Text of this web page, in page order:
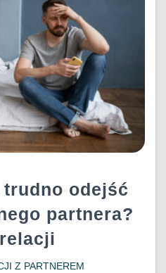
odejść
partnera?
Z PARTNEREM